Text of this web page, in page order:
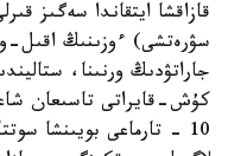
قازاقشا ايتقاندا سەگىز
سۋرەتشى) ءوزىنىڭ اقىل-
جاراتۋدىڭ ورنىنا،
10 - تارماعى بويىنشا